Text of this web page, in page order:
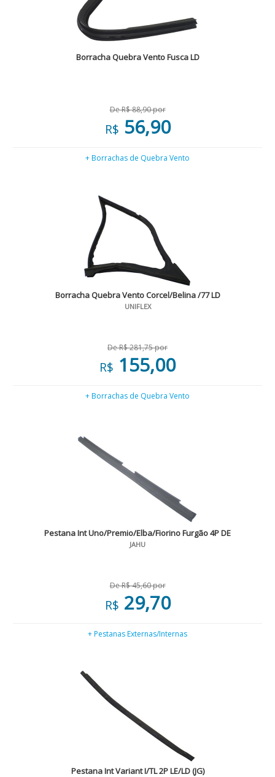
Borracha Quebra Vento Fusca LD
De R$ 88,90 por
R$ 56,90
+ Borrachas de Quebra Vento
Borracha Quebra Vento Corcel/Belina /77 LD
UNIFLEX
De R$ 281,75 por
R$ 155,00
+ Borrachas de Quebra Vento
Pestana Int Uno/Premio/Elba/Fiorino Furgão 4P DE
JAHU
De R$ 45,60 por
R$ 29,70
+ Pestanas Externas/Internas
Pestana Int Variant I/TL 2P LE/LD (JG)